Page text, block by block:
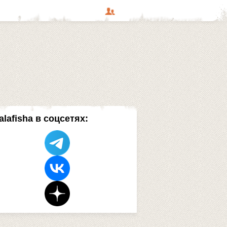
в соцсетях: